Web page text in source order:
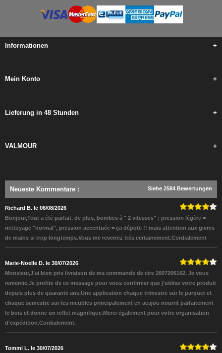
Informationen +
Mein Konto +
Lieferung in 48 Stunden +
VALMOUR +
Neueste Kommentare : Siehe 2584 Bewertungen
Richard B. le 06/08/2026
Bonjour,Tout a été parfait, de plus, bombes à " 2 vitesses" : pression légère =
nettoyage "normal", pression accentuée = ça dépote !! mais attention aux givres
de mains si trop longtemps.Vous me reverrez très certainement.Cordialement
Marie-Noelle D. le 30/07/2026
Monsieur,J'ai bien pris livraison de ma commande de cire 2607206162. Je vous
remercie.Je profite de ce message pour vous confirmer que j'utilise votre produit
depuis plus de quarante ans.Une application chaque trimestre sur le parquet et
chaque semestre sur les meubles principalement en acajou nourrit parfaitement
le bois et donne un reflet magnifique.Merci également pour votre organisation
d'expédition.Cordialement.
Tommi L. le 30/07/2026